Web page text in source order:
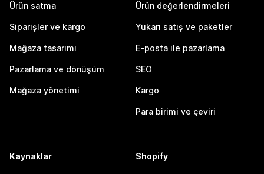
Ürün satma
Siparişler ve kargo
Mağaza tasarımı
Pazarlama ve dönüşüm
Mağaza yönetimi
Ürün değerlendirmeleri
Yukarı satış ve paketler
E-posta ile pazarlama
SEO
Kargo
Para birimi ve çeviri
Kaynaklar Shopify